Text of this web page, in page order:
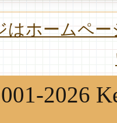
はホームペ
2026